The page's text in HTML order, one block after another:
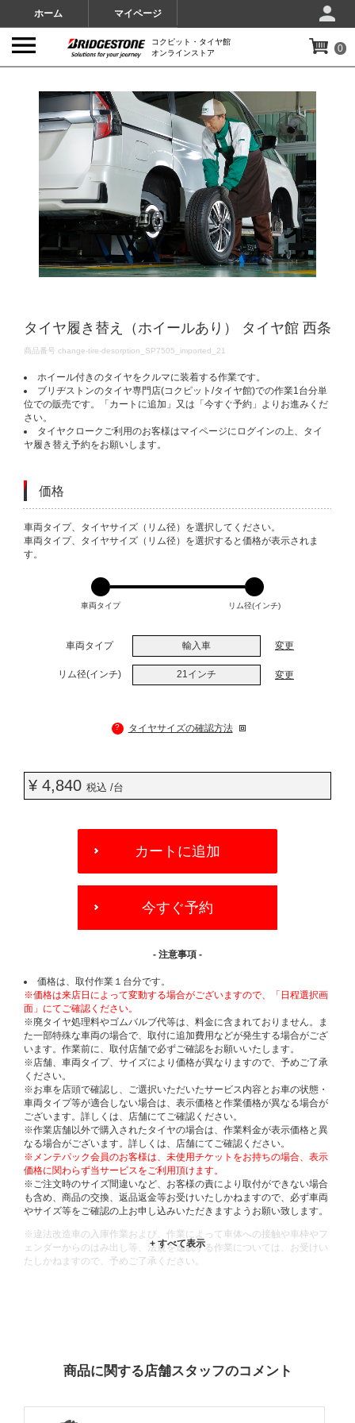
ホーム マイページ
コクピット・タイヤ館
オンラインストア
0
タイヤ履き替え（ホイールあり） タイヤ館 西条
DETAILS
商品番号 change-tire-desorption_SP7505_imported_21
ホイール付きのタイヤをクルマに装着する作業です。
ブリヂストンのタイヤ専門店(コクピット/タイヤ館)での作業1台分単
位での販売です。「カートに追加」又は「今すぐ予約」よりお進みくだ
さい。
タイヤクロークご利用のお客様はマイページにログインの上、タイ
ヤ履き替え予約をお願いします。
価格
VARIATIONS
車両タイプ、タイヤサイズ（リム径）を選択してください。
車両タイプ、タイヤサイズ（リム径）を選択すると価格が表示されま
す。
車両タイプ リム径(インチ)
車両タイプ 輸入車 変更
リム径(インチ) 21インチ 変更
? タイヤサイズの確認方法
¥ 4,840 税込 /台
OPTIONS
カートに追加
今すぐ予約
- 注意事項 -
価格は、取付作業１台分です。
※価格は来店日によって変動する場合がございますので、「日程選択画
面」にてご確認ください。
※廃タイヤ処理料やゴムバルブ代等は、料金に含まれておりません。ま
た一部特殊な車両の場合で、取付に追加費用などが発生する場合がござ
います。作業前に、取付店舗で必ずご確認をお願いいたします。
※店舗、車両タイプ、サイズにより価格が異なりますので、予めご了承
ください。
※お車を店頭で確認し、ご選択いただいたサービス内容とお車の状態・
車両タイプ等が適合しない場合は、表示価格と作業価格が異なる場合が
ございます。詳しくは、店舗にてご確認ください。
※作業店舗以外で購入されたタイヤの場合は、作業料金が表示価格と異
なる場合がございます。詳しくは、店舗にてご確認ください。
※メンテパック会員のお客様は、未使用チケットをお持ちの場合、表示
価格に関わらず当サービスをご利用頂けます。
※ご注文時のサイズ間違いなど、お客様の責により取付ができない場合
も含め、商品の交換、返品返金等お受けいたしかねますので、必ず車両
やサイズ等をご確認の上お申し込みいただきますようお願い致します。
※違法改造車の入庫作業および、作業によって車体への接触や車枠やフ
ェンダーからのはみ出し等、法規を逸脱する作業については、お受けい
たしかねますので、予めご了承ください。
商品に関する店舗スタッフのコメント